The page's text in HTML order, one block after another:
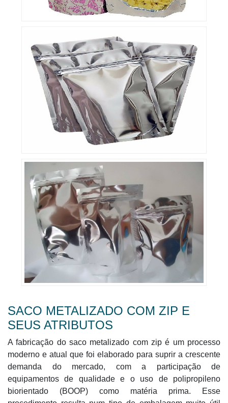
SACO METALIZADO COM ZIP E
SEUS ATRIBUTOS
A fabricação do saco metalizado com zip é um processo
moderno e atual que foi elaborado para suprir a crescente
demanda do mercado, com a participação de
equipamentos de qualidade e o uso de polipropileno
biorientado (BOOP) como matéria prima. Esse